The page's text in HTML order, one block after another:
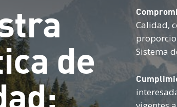
de
Calidad,
Sistema